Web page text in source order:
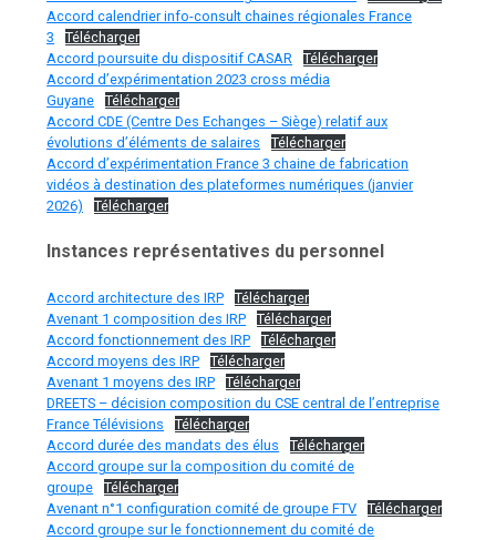
Accord calendrier info-consult chaines régionales France
3
Télécharger
Accord poursuite du dispositif CASAR
Télécharger
Accord d’expérimentation 2023 cross média
Guyane
Télécharger
Accord CDE (Centre Des Echanges – Siège) relatif aux
évolutions d’éléments de salaires
Télécharger
Accord d’expérimentation France 3 chaine de fabrication
vidéos à destination des plateformes numériques (janvier
2026)
Télécharger
Instances représentatives du personnel
Accord architecture des IRP
Télécharger
Avenant 1 composition des IRP
Télécharger
Accord fonctionnement des IRP
Télécharger
Accord moyens des IRP
Télécharger
Avenant 1 moyens des IRP
Télécharger
DREETS – décision composition du CSE central de l’entreprise
France Télévisions
Télécharger
Accord durée des mandats des élus
Télécharger
Accord groupe sur la composition du comité de
groupe
Télécharger
Avenant n°1 configuration comité de groupe FTV
Télécharger
Accord groupe sur le fonctionnement du comité de